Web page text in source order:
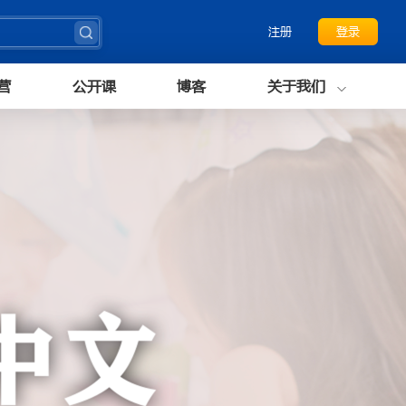
注册 登录
公开课 博客 关于我们